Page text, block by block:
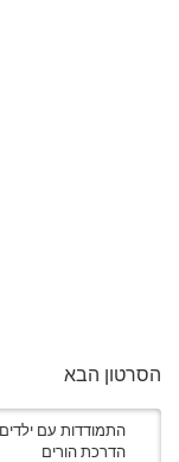
הסרטון הבא
התמודדות עם
הדרכת הורים